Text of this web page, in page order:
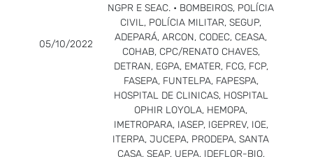
05/10/2022
NGPR E SEAC. • BOMBEIROS, POLÍCIA
CIVIL, POLÍCIA MILITAR, SEGUP,
ADEPARÁ, ARCON, CODEC, CEASA,
COHAB, CPC/RENATO CHAVES,
DETRAN, EGPA, EMATER, FCG, FCP,
FASEPA, FUNTELPA, FAPESPA,
HOSPITAL DE CLINICAS, HOSPITAL
OPHIR LOYOLA, HEMOPA,
IMETROPARA, IASEP, IGEPREV, IOE,
ITERPA, JUCEPA, PRODEPA, SANTA
CASA, SEAP, UEPA, IDEFLOR-BIO,